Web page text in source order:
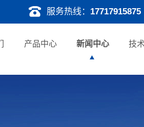
服务热线： 17717915875
产品中心 新闻中心 技